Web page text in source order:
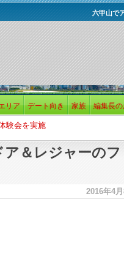
六甲山で
リア デート向き 家族 編集長
験会を実施
＆レジャーのフ
2016年4月